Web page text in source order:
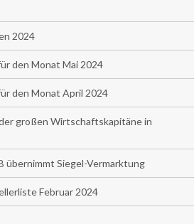
2024
den Monat Mai 2024
den Monat April 2024
großen Wirtschaftskapitäne in
übernimmt Siegel-Vermarktung
Februar 2024